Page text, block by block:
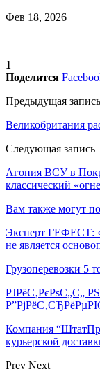
Фев 18, 2026
1
Поделится
Предыдущая запись
Великобритания
Следующая запись
Агония ВСУ в
классический
Вам также могут
Эксперт ГЕФЕСТ:
не является
Грузоперевозки 5
РЈРёС‚РєРѕС„С„
Компания
курьерской
Prev Next